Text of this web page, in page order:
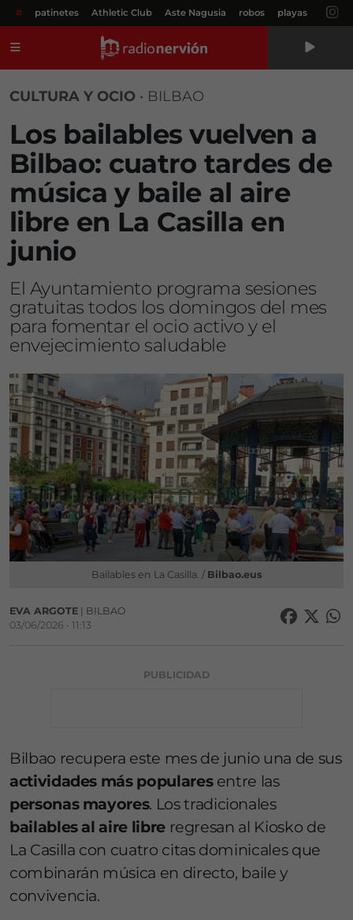
# patinetes Athletic Club Aste Nagusia robos playas
CULTURA Y OCIO • BILBAO
Los bailables vuelven a
Bilbao: cuatro tardes de
música y baile al aire
libre en La Casilla en
junio
El Ayuntamiento programa sesiones
gratuitas todos los domingos del mes
para fomentar el ocio activo y el
envejecimiento saludable
Bailables en La Casilla. / Bilbao.eus
EVA ARGOTE | BILBAO
03/06/2026 • 11:13
PUBLICIDAD
Bilbao recupera este mes de junio una de sus
actividades más popularesentre las
personas mayores. Los tradicionales
bailables al aire libreregresan al Kiosko de
La Casilla con cuatro citas dominicales que
combinarán música en directo, baile y
convivencia.